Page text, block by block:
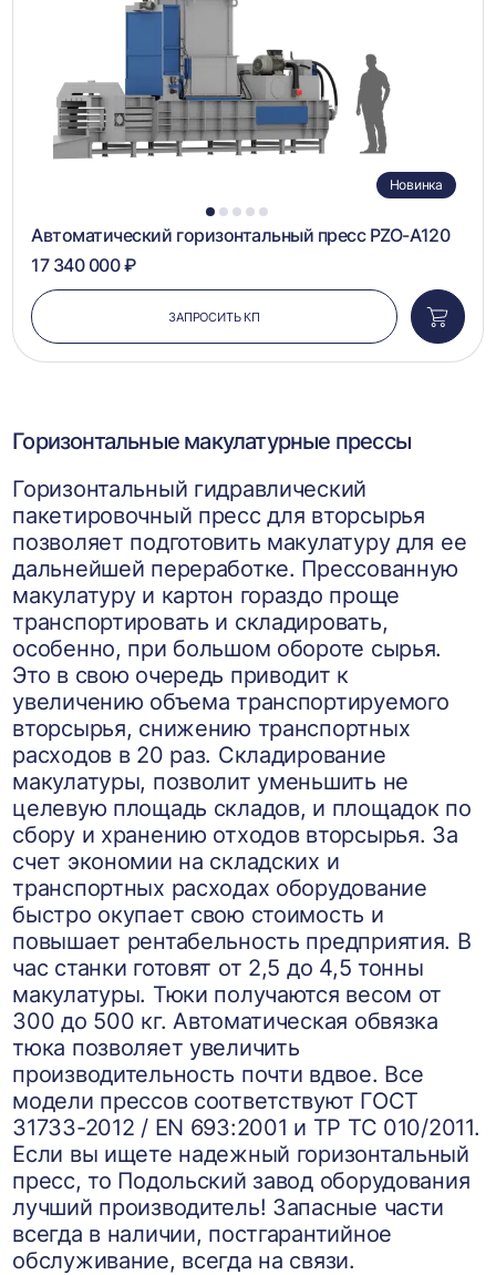
1 2 3 4 5
Новинка
Автоматический горизонтальный пресс PZO-A120
17 340 000 ₽
ЗАПРОСИТЬ КП
в
Горизонтальные макулатурные прессы
Горизонтальный гидравлический
пакетировочный пресс для вторсырья
позволяет подготовить макулатуру для ее
дальнейшей переработке. Прессованную
макулатуру и картон гораздо проще
транспортировать и складировать,
особенно, при большом обороте сырья.
Это в свою очередь приводит к
увеличению объема транспортируемого
вторсырья, снижению транспортных
расходов в 20 раз. Складирование
макулатуры, позволит уменьшить не
целевую площадь складов, и площадок по
сбору и хранению отходов вторсырья. За
счет экономии на складских и
транспортных расходах оборудование
быстро окупает свою стоимость и
повышает рентабельность предприятия. В
час станки готовят от 2,5 до 4,5 тонны
макулатуры. Тюки получаются весом от
300 до 500 кг. Автоматическая обвязка
тюка позволяет увеличить
производительность почти вдвое. Все
модели прессов соответствуют ГОСТ
31733-2012 / EN 693:2001 и ТР ТС 010/2011.
Если вы ищете надежный горизонтальный
пресс, то Подольский завод оборудования
лучший производитель! Запасные части
всегда в наличии, постгарантийное
обслуживание, всегда на связи.